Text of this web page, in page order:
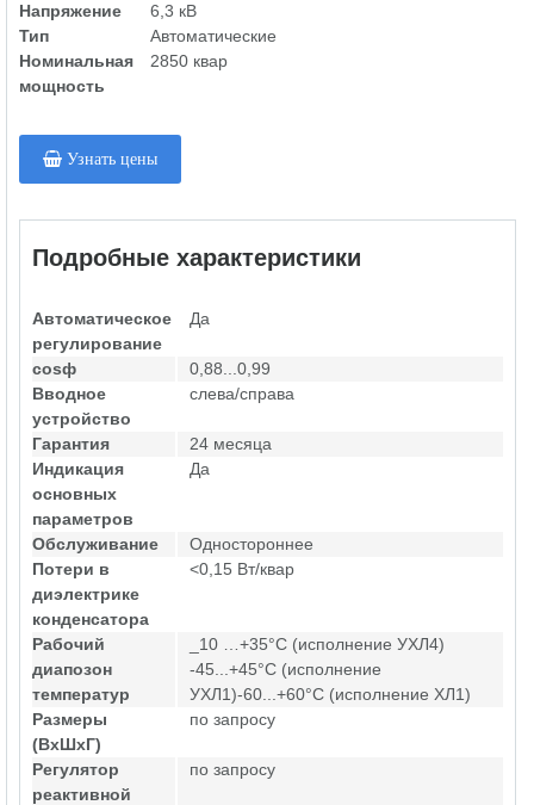
Напряжение
6,3 кВ
Тип
Автоматические
Номинальная
мощность
2850 квар
Узнать цены
Подробные характеристики
Автоматическое
регулирование
Да
cosф
0,88...0,99
Вводное
устройство
слева/справа
Гарантия
24 месяца
Индикация
основных
параметров
Да
Обслуживание
Одностороннее
Потери в
диэлектрике
конденсатора
<0,15 Вт/квар
Рабочий
диапозон
температур
_10 …+35°С (исполнение УХЛ4)
-45...+45°С (исполнение
УХЛ1)-60...+60°С (исполнение ХЛ1)
Размеры
(ВхШхГ)
по запросу
Регулятор
реактивной
по запросу